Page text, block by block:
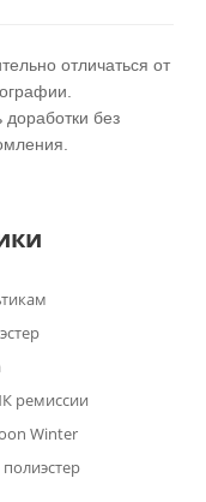
отличаться от
доработки без
ремиссии
Winter
полиэстер